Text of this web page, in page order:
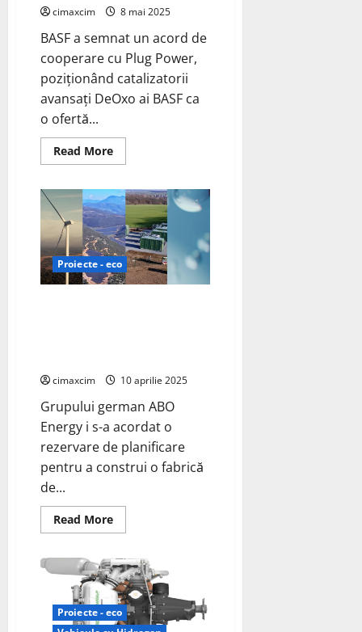
cimaxcim 8 mai 2025
BASF a semnat un acord de
cooperare cu Plug Power,
poziționând catalizatorii
avansați DeOxo ai BASF ca
o ofertă...
Read MoreRead
more
încheie
un
parteneriat
cu
Plug
Power
pentru
a
implementa
lichefiere
a
hidrogenului;
catalizatori
DeOxo
Proiecte - eco
cimaxcim 10 aprilie 2025
Grupului german ABO
Energy i s-a acordat o
rezervare de planificare
pentru a construi o fabrică
de...
Read MoreRead
more
Energy
explorează
producția
de
hidrogen
și
Proiecte - eco